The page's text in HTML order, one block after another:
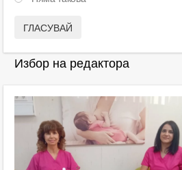
ГЛАСУВАЙ
Избор на редактора